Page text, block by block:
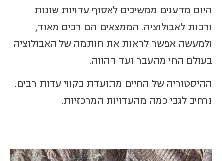
היום מדענים ממשיכים לאסוף עדויות שונות
ורבות לאבולוציה. הממצאים הם רבים מאוד,
ולמעשה אפשר לראות את חותמה של האבולוציה
בעולם החי מהעבר ועד ההווה.
ההיסטוריה של החיים מתועדת בקווי עדות רבים.
נרחיב לגבי כמה מהעדויות המרכזיות.